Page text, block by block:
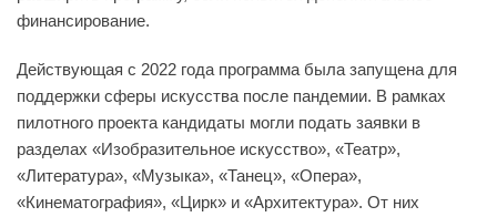
финансирование.
Действующая с 2022 года программа была запущена для
поддержки сферы искусства после пандемии. В рамках
пилотного проекта кандидаты могли подать заявки в
разделах «Изобразительное искусство», «Театр»,
«Литература», «Музыка», «Танец», «Опера»,
«Кинематография», «Цирк» и «Архитектура». От них